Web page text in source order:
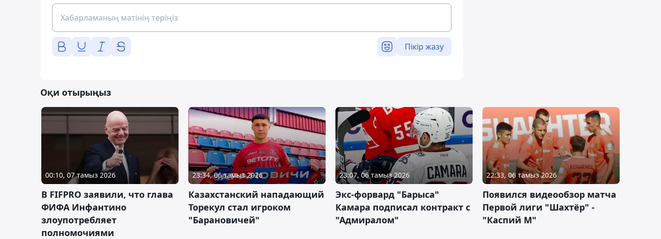
Пікір жазу
Оқи отырыңыз
00:10, 07 тамыз 2026
В FIFPRO заявили, что глава
ФИФА Инфантино
злоупотребляет
полномочиями
23:34, 06 тамыз 2026
Казахстанский нападающий
Торекул стал игроком
"Барановичей"
23:07, 06 тамыз 2026
Экс-форвард "Барыса"
Камара подписал контракт с
"Адмиралом"
22:33, 06 тамыз 2026
Появился видеообзор матча
Первой лиги "Шахтёр" -
"Каспий М"